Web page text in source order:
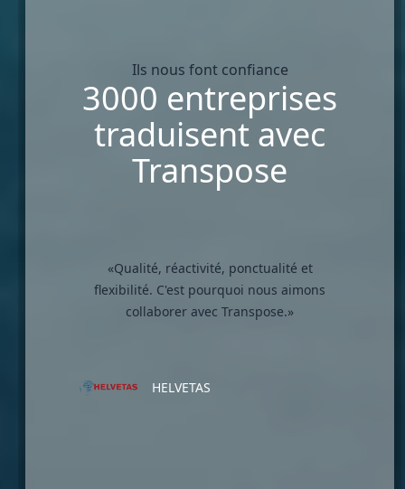
Ils nous font confiance
3000 entreprises
traduisent avec
Transpose
«Qualité, réactivité, ponctualité et
flexibilité. C'est pourquoi nous aimons
collaborer avec Transpose.»
HELVETAS